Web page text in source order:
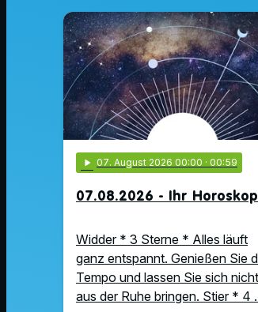
play_arrow 07. August 2026 00:00 · 00:59
07.08.2026 - Ihr Horoskop
Widder * 3 Sterne * Alles läuft
ganz entspannt. Genießen Sie
Tempo und lassen Sie sich nicht
aus der Ruhe bringen. Stier * 4